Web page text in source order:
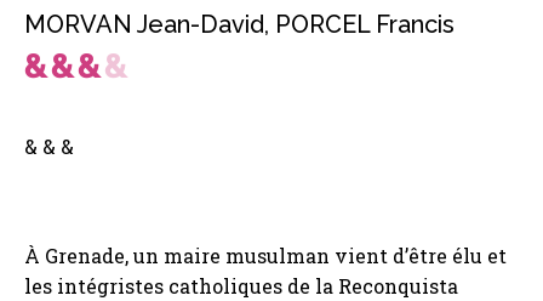
MORVAN Jean-David, PORCEL Francis
& & &
À Grenade, un maire musulman vient d’être élu et
les intégristes catholiques de la Reconquista